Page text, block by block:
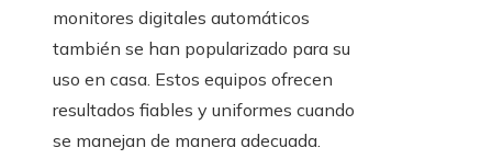
monitores digitales automáticos
también se han popularizado para su
uso en casa. Estos equipos ofrecen
resultados fiables y uniformes cuando
se manejan de manera adecuada.